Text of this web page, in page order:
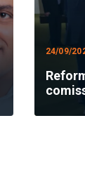
24/09/